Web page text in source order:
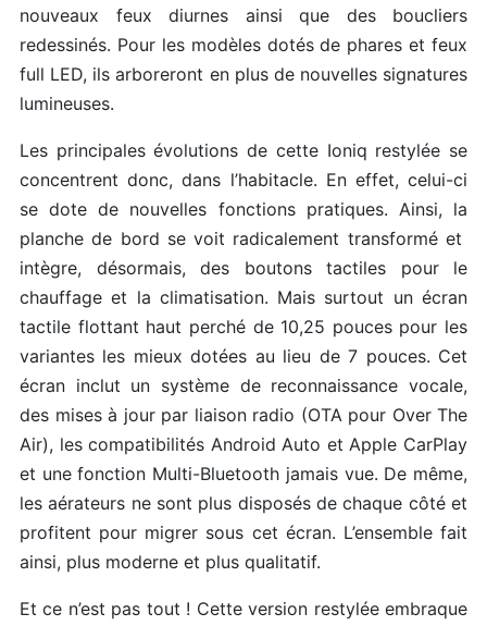
nouveaux feux diurnes ainsi que des boucliers
redessinés. Pour les modèles dotés de phares et feux
full LED, ils arboreront en plus de nouvelles signatures
lumineuses.
Les principales évolutions de cette Ioniq restylée se
concentrent donc, dans l’habitacle. En effet, celui-ci
se dote de nouvelles fonctions pratiques. Ainsi, la
planche de bord se voit radicalement transformé et
intègre, désormais, des boutons tactiles pour le
chauffage et la climatisation. Mais surtout un écran
tactile flottant haut perché de 10,25 pouces pour les
variantes les mieux dotées au lieu de 7 pouces. Cet
écran inclut un système de reconnaissance vocale,
des mises à jour par liaison radio (OTA pour Over The
Air), les compatibilités Android Auto et Apple CarPlay
et une fonction Multi-Bluetooth jamais vue. De même,
les aérateurs ne sont plus disposés de chaque côté et
profitent pour migrer sous cet écran. L’ensemble fait
ainsi, plus moderne et plus qualitatif.
Et ce n’est pas tout ! Cette version restylée embraque